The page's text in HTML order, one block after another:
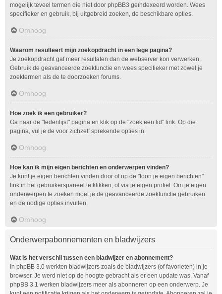
mogelijk teveel termen die niet door phpBB3 geïndexeerd worden. Wees
specifieker en gebruik, bij uitgebreid zoeken, de beschikbare opties.
Omhoog
Waarom resulteert mijn zoekopdracht in een lege pagina?
Je zoekopdracht gaf meer resultaten dan de webserver kon verwerken.
Gebruik de geavanceerde zoekfunctie en wees specifieker met zowel je
zoektermen als de te doorzoeken forums.
Omhoog
Hoe zoek ik een gebruiker?
Ga naar de "ledenlijst" pagina en klik op de "zoek een lid" link. Op die
pagina, vul je de voor zichzelf sprekende opties in.
Omhoog
Hoe kan ik mijn eigen berichten en onderwerpen vinden?
Je kunt je eigen berichten vinden door of op de "toon je eigen berichten"
link in het gebruikerspaneel te klikken, of via je eigen profiel. Om je eigen
onderwerpen te zoeken moet je de geavanceerde zoekfunctie gebruiken
en de nodige opties invullen.
Omhoog
Onderwerpabonnementen en bladwijzers
Wat is het verschil tussen een bladwijzer en abonnement?
In phpBB 3.0 werkten bladwijzers zoals de bladwijzers (of favorieten) in je
browser. Je werd niet op de hoogte gebracht als er een update was. Vanaf
phpBB 3.1 werken bladwijzers meer als abonneren op een onderwerp. Je